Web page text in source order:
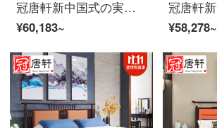
冠唐軒新中国式の実木ダブルベッド現代別荘の見本室の高級家庭服の主な寝床1.8*2メートルの大きいベッドの烏金木家服は2.0*2.2(烏金木)を注文します。
¥60,183~
¥58,278~